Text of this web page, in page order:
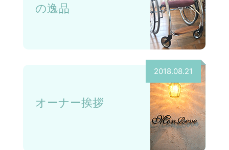
の逸品
2018.08.21
オーナー挨拶